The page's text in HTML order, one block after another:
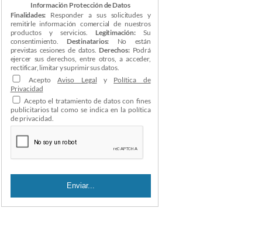
Información Protección de Datos
Finalidades: Responder a sus solicitudes y
remitirle información comercial de nuestros
productos y servicios. Legitimación:Su
consentimiento. Destinatarios: No están
previstas cesiones de datos. Derechos:Podrá
ejercer sus derechos, entre otros, a acceder,
rectificar, limitar y suprimir sus datos.
AceptoAviso Legal y Política de
Privacidad
Acepto el tratamiento de datos con fines
publicitarios tal como se indica en la política
de privacidad.